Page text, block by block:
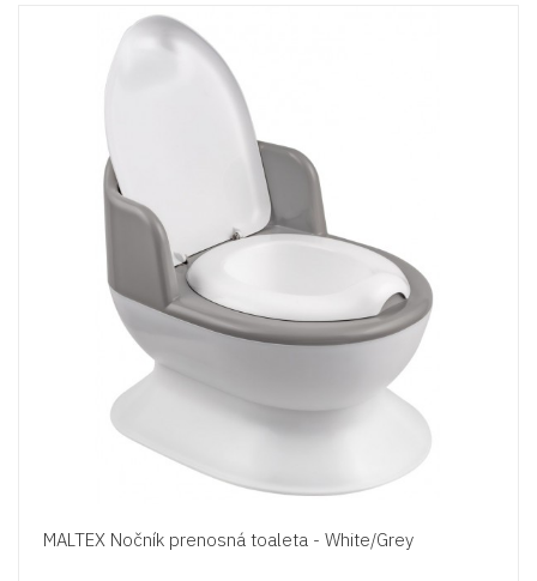
MALTEX Nočník prenosná toaleta - White/Grey